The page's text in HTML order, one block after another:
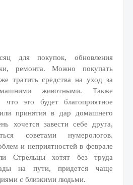
для покупок, обновления
ремонта. Можно покупать
тратить средства на уход за
животными. Также
что это будет благоприятное
принятия в дар домашнего
хочется завести себе друга,
советами нумерологов.
и неприятностей в феврале
Стрельцы хотят без труда
на пути, придется чаще
с близкими людьми.